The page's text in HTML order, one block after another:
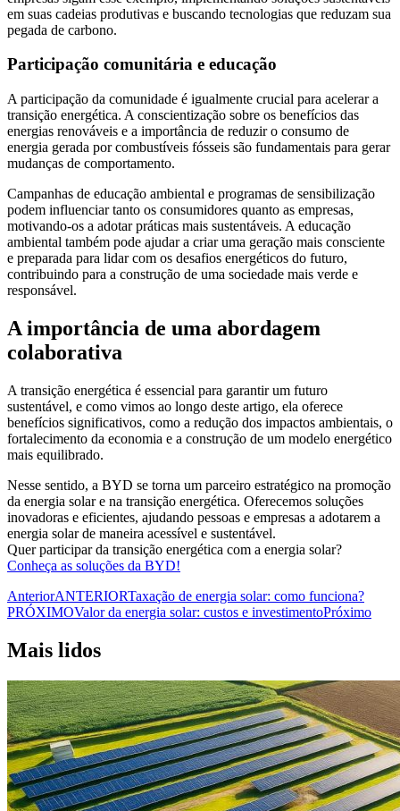
em suas cadeias produtivas e buscando tecnologias que reduzam sua
pegada de carbono.
Participação comunitária e educação
A participação da comunidade é igualmente crucial para acelerar a
transição energética. A conscientização sobre os benefícios das
energias renováveis e a importância de reduzir o consumo de
energia gerada por combustíveis fósseis são fundamentais para gerar
mudanças de comportamento.
Campanhas de educação ambiental e programas de sensibilização
podem influenciar tanto os consumidores quanto as empresas,
motivando-os a adotar práticas mais sustentáveis. A educação
ambiental também pode ajudar a criar uma geração mais consciente
e preparada para lidar com os desafios energéticos do futuro,
contribuindo para a construção de uma sociedade mais verde e
responsável.
A importância de uma abordagem
colaborativa
A transição energética é essencial para garantir um futuro
sustentável, e como vimos ao longo deste artigo, ela oferece
benefícios significativos, como a redução dos impactos ambientais, o
fortalecimento da economia e a construção de um modelo energético
mais equilibrado.
Nesse sentido, a BYD se torna um parceiro estratégico na promoção
da energia solar e na transição energética. Oferecemos soluções
inovadoras e eficientes, ajudando pessoas e empresas a adotarem a
energia solar de maneira acessível e sustentável.
Quer participar da transição energética com a energia solar?
Conheça as soluções da BYD!
AnteriorANTERIORTaxação de energia solar: como funciona?
PRÓXIMOValor da energia solar: custos e investimentoPróximo
Mais lidos